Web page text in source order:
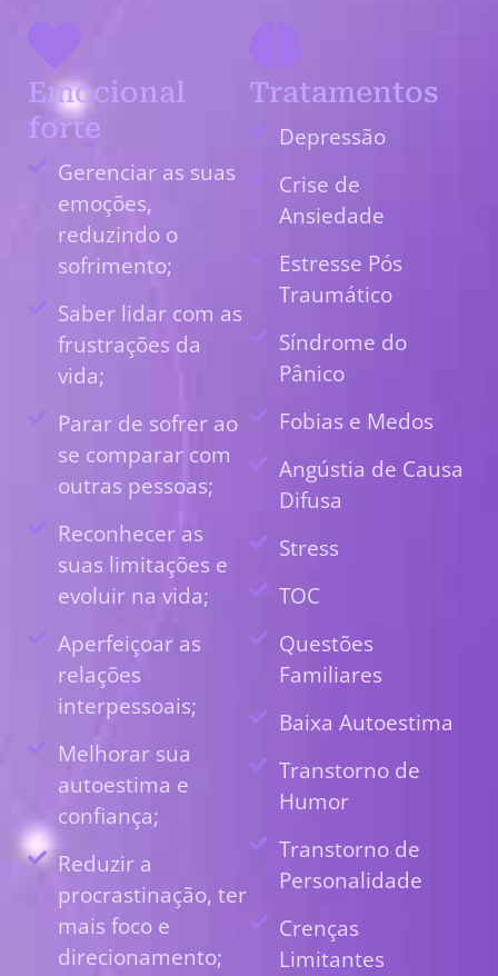
Emocional
forte
Gerenciar as suas
emoções,
reduzindo o
sofrimento;
Saber lidar com as
frustrações da
vida;
Parar de sofrer ao
se comparar com
outras pessoas;
Reconhecer as
suas limitações e
evoluir na vida;
Aperfeiçoar as
relações
interpessoais;
Melhorar sua
autoestima e
confiança;
Reduzir a
procrastinação, ter
mais foco e
direcionamento;
Tratamentos
Depressão
Crise de
Ansiedade
Estresse Pós
Traumático
Síndrome do
Pânico
Fobias e Medos
Angústia de Causa
Difusa
Stress
TOC
Questões
Familiares
Baixa Autoestima
Transtorno de
Humor
Transtorno de
Personalidade
Crenças
Limitantes